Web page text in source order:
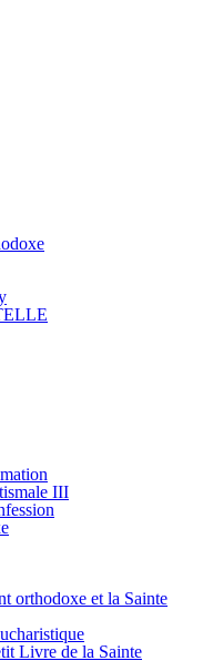
III
orthodoxe et la Sainte
Livre de la Sainte